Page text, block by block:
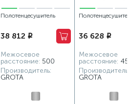
Полотенцесушитель
530x1200 хром матовый
38 812 i
Межосевое
расстояние: 500
Производитель:
GROTA
480x1200 хром
36 628 i
Межосевое
расстояние:
Производитель:
GROTA